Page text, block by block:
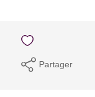
Partager